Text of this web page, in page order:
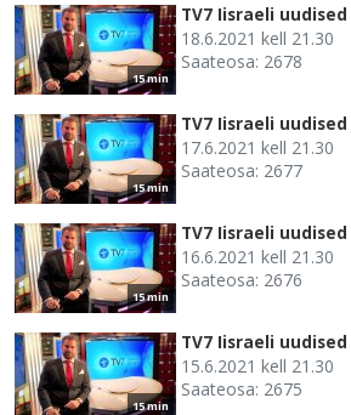
15 min
TV7 Iisraeli uudised
18.6.2021 kell 21.30
Saateosa: 2678
15 min
TV7 Iisraeli uudised
17.6.2021 kell 21.30
Saateosa: 2677
15 min
TV7 Iisraeli uudised
16.6.2021 kell 21.30
Saateosa: 2676
15 min
TV7 Iisraeli uudised
15.6.2021 kell 21.30
Saateosa: 2675